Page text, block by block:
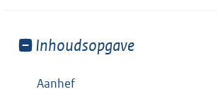
Toon
van:
Inhoudsopgave
Aanhef